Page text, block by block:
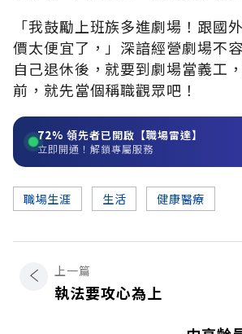
「我鼓勵上班族多進劇場！跟國
價太便宜了，」深諳經營劇場不
自己退休後，就要到劇場當義工
前，就先當個稱職觀眾吧！
72% 領先者已開啟【職場雷達】
立即開通！解鎖專屬服務
職場生涯 生活 健康醫療
上一篇
執法要攻心為上